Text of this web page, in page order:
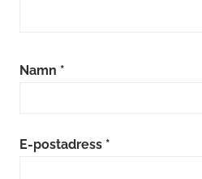
Namn *
E-postadress *